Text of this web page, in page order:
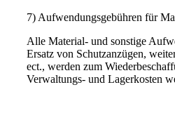
7) Aufwendungsgebühren für
Alle Material- und sonstige
Ersatz von Schutzanzügen,
ect., werden zum
Verwaltungs- und Lagerkosten